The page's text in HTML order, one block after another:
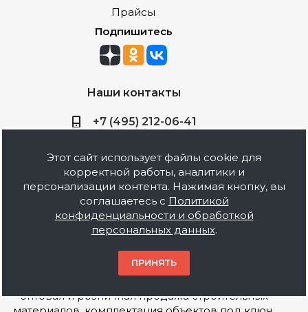
Прайсы
Подпишитесь
Наши контакты
+7 (495) 212-06-41
sale@baustof.ru
Россия, Москва, Новоостаповская
д.5, стр.14
2026 © ООО Баустов. Собственное
оптовая и розничная продажа строительных
Этот сайт использует файлы cookie для
корректной работы, аналитики и
персонализации контента. Нажимая кнопку, вы
соглашаетесь с Политикой
конфиденциальности и обработкой
персональных данных.
ПРИНЯТЬ